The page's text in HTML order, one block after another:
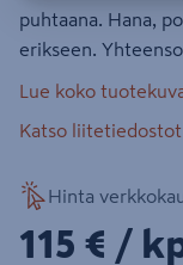
puhtaana. Hana,
erikseen.
Lue koko
Katso liitetiedostot
Hinta
115€/kpl
115 € /